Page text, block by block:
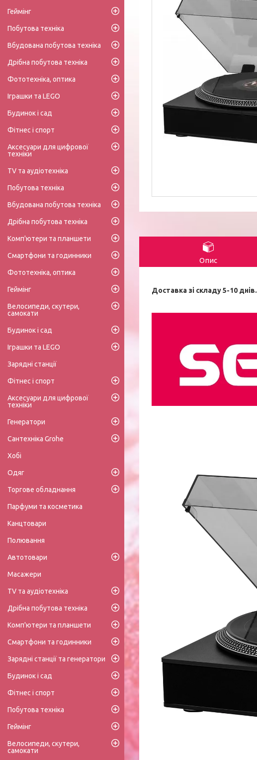
Опис
Доставка зі складу 5-10 днів.
Геймінг
Побутова техніка
Вбудована побутова техніка
Дрібна побутова техніка
Фототехніка, оптика
Іграшки та LEGO
Будинок і сад
Фітнес і спорт
Аксесуари для цифрової
техніки
TV та аудіотехніка
Побутова техніка
Вбудована побутова техніка
Дрібна побутова техніка
Комп'ютери та планшети
Смартфони та годинники
Фототехніка, оптика
Геймінг
Велосипеди, скутери,
самокати
Будинок і сад
Іграшки та LEGO
Зарядні станції
Фітнес і спорт
Аксесуари для цифрової
техніки
Генератори
Сантехніка Grohe
Хобі
Одяг
Торгове обладнання
Парфуми та косметика
Канцтовари
Полювання
Автотовари
Масажери
TV та аудіотехніка
Дрібна побутова техніка
Комп'ютери та планшети
Смартфони та годинники
Зарядні станції та генератори
Будинок і сад
Фітнес і спорт
Побутова техніка
Геймінг
Велосипеди, скутери,
самокати